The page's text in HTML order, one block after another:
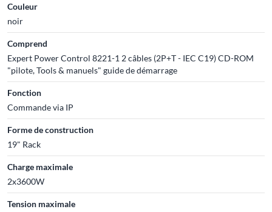
Couleur
noir
Comprend
Expert Power Control 8221-1 2 câbles (2P+T - IEC C19) CD-ROM
"pilote, Tools & manuels" guide de démarrage
Fonction
Commande via IP
Forme de construction
19" Rack
Charge maximale
2x3600W
Tension maximale